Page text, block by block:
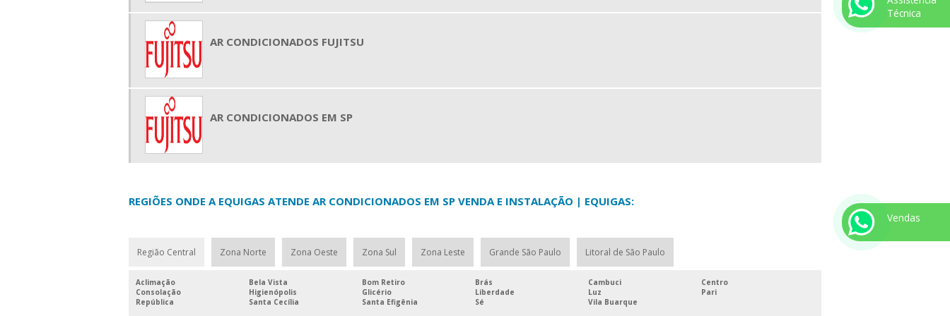
AR CONDICIONADOS FUJITSU
AR CONDICIONADOS EM SP
REGIÕES ONDE A EQUIGAS ATENDE AR CONDICIONADOS EM SP VENDA E INSTALAÇÃO | EQUIGAS:
Região Central Zona Norte Zona Oeste Zona Sul Zona Leste Grande São Paulo Litoral de São Paulo
Aclimação Bela Vista Bom Retiro Brás Cambuci
Centro
Consolação
Higienópolis Glicério Liberdade Luz
Pari
República
Santa Cecília Santa Efigênia Sé Vila Buarque
Vendas
Técnica